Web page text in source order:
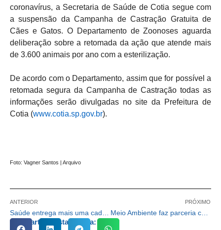
coronavírus, a Secretaria de Saúde de Cotia segue com
a suspensão da Campanha de Castração Gratuita de
Cães e Gatos. O Departamento de Zoonoses aguarda
deliberação sobre a retomada da ação que atende mais
de 3.600 animais por ano com a esterilização.
De acordo com o Departamento, assim que for possível a
retomada segura da Campanha de Castração todas as
informações serão divulgadas no site da Prefeitura de
Cotia (www.cotia.sp.gov.br).
Foto: Vagner Santos | Arquivo
ANTERIOR PRÓXIMO
Meio Ambiente faz parceria com a Sabesp e traz websérie sobre o Dia da Água
Compartilhe esta notícia: